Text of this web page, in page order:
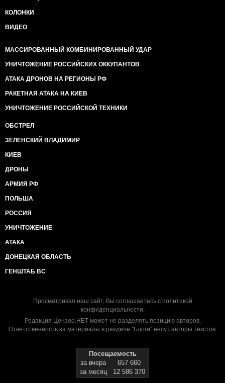
КОЛОНКИ
ВИДЕО
МАССИРОВАННЫЙ КОМБИНИРОВАННЫЙ УДАР
УНИЧТОЖЕНИЕ РОССИЙСКИХ ОККУПАНТОВ
АТАКА ДРОНОВ НА РЕГИОНЫ РФ
РАКЕТНАЯ АТАКА НА КИЕВ
УНИЧТОЖЕНИЕ РОССИЙСКОЙ ТЕХНИКИ
ОБСТРЕЛ
ЗЕЛЕНСКИЙ ВЛАДИМИР
КИЕВ
ДРОНЫ
АРМИЯ РФ
ПОЛЬША
РОССИЯ
УНИЧТОЖЕНИЕ
АТАКА
ДОНЕЦКАЯ ОБЛАСТЬ
ГЕНШТАБ ВС
Просматривая наш сайт, Вы соглашаетесь с политикой
конфиденциальности.
Редакция Цензор.НЕТ может не разделять позицию авторов.
Ответственность за материалы в разделе "Блоги" несут авторы текстов.
Посещаемость
за вчера
657 660
за месяц
12 586 370